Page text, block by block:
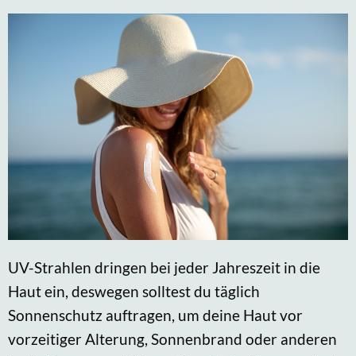
UV-Strahlen dringen bei jeder Jahreszeit in die
Haut ein, deswegen solltest du täglich
Sonnenschutz auftragen, um deine Haut vor
vorzeitiger Alterung, Sonnenbrand oder anderen